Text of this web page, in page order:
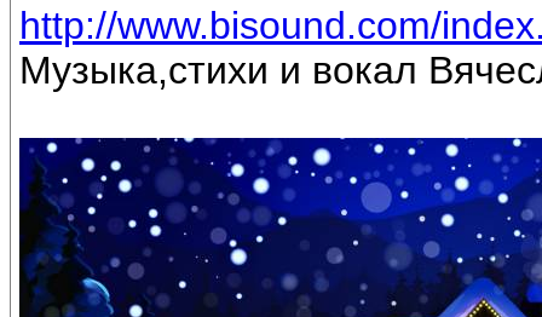
http://www.bisound.com/
Музыка,стихи и вокал